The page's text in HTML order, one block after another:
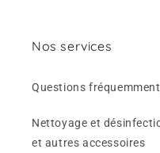
Nos services
Questions
Nettoyage et
et autres accessoires